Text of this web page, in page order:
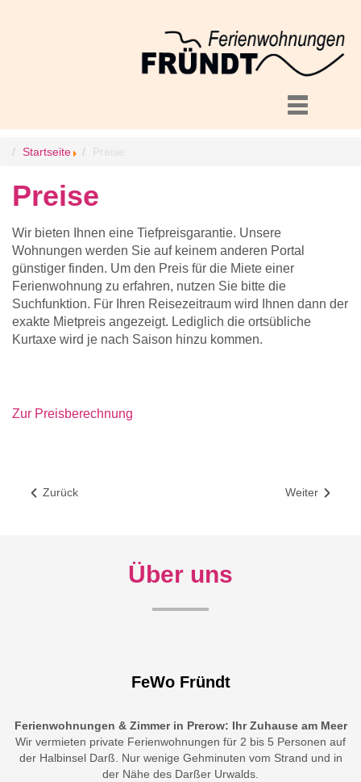
Startseite Preise
Preise
Wir bieten Ihnen eine Tiefpreisgarantie. Unsere
Wohnungen werden Sie auf keinem anderen Portal
günstiger finden. Um den Preis für die Miete einer
Ferienwohnung zu erfahren, nutzen Sie bitte die
Suchfunktion. Für Ihren Reisezeitraum wird Ihnen dann der
exakte Mietpreis angezeigt. Lediglich die ortsübliche
Kurtaxe wird je nach Saison hinzu kommen.
Zur Preisberechnung
Zurück Weiter
Über uns
FeWo Fründt
Ferienwohnungen & Zimmer in Prerow: Ihr Zuhause am Meer
Wir vermieten private Ferienwohnungen für 2 bis 5 Personen auf
der Halbinsel Darß. Nur wenige Gehminuten vom Strand und in
der Nähe des Darßer Urwalds.